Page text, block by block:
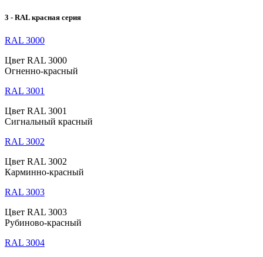
3 - RAL красная серия
RAL 3000
Цвет RAL 3000
Огненно-красный
RAL 3001
Цвет RAL 3001
Сигнальный красный
RAL 3002
Цвет RAL 3002
Карминно-красный
RAL 3003
Цвет RAL 3003
Рубиново-красный
RAL 3004